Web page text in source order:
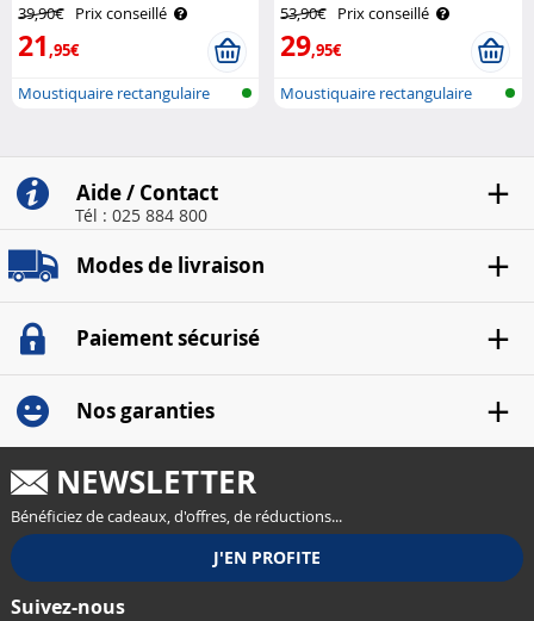
39,90€ Prix conseillé
21 ,95€
Moustiquaire rectangulaire
53,90€ Prix conseillé
29,95€
Moustiquaire rectangulaire
Aide / Contact
Tél : 025 884 800
Modes de livraison
Paiement sécurisé
Nos garanties
NEWSLETTER
Bénéficiez de cadeaux, d'offres, de réductions...
Suivez-nous